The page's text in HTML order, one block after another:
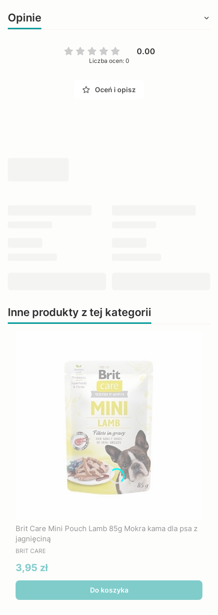
Opinie
0.00
Liczba ocen: 0
Oceń i opisz
Inne produkty z tej kategorii
Brit Care Mini Pouch Lamb 85g Mokra kama dla psa z
jagnięciną
PRODUCENT
BRIT CARE
Cena
3,95 zł
Do koszyka